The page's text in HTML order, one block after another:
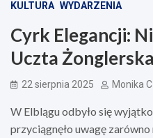
KULTURA WYDARZENIA
Cyrk Elegancji:
Uczta
22 sierpnia 2025 Monika
W Elblągu odbyło się
przyciągnęło uwagę